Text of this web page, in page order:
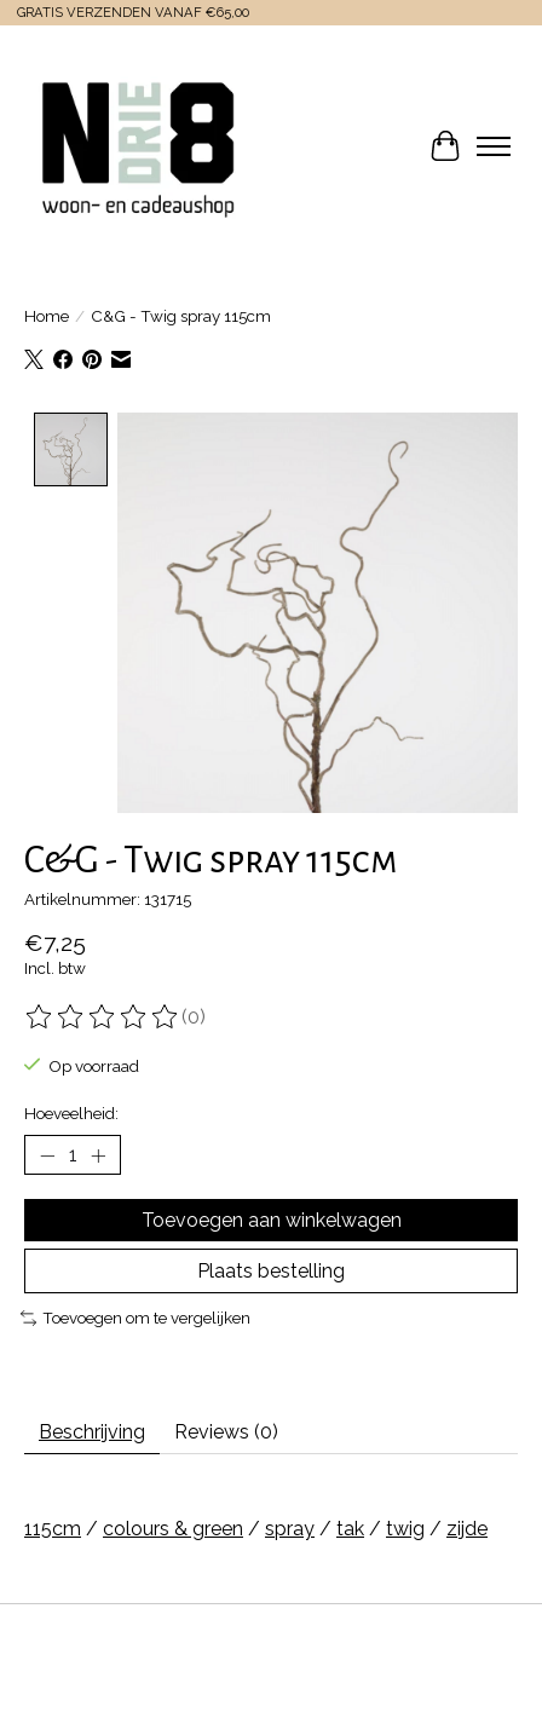
GRATIS VERZENDEN VANAF €65,00
Home / C&G - Twig spray 115cm
C&G - Twig spray 115cm
Artikelnummer: 131715
€7,25
Incl. btw
De beoordeling van dit product is
(0)
Op voorraad
Hoeveelheid:
Toevoegen aan winkelwagen
Plaats bestelling
Toevoegen om te vergelijken
Beschrijving Reviews (0)
115cm / colours & green / spray / tak / twig / zijde